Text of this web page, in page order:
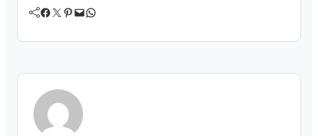
Facebook Twitter Pinterest Mail WhatsApp